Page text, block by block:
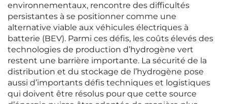
environnementaux, rencontre des difficultés
persistantes à se positionner comme une
alternative viable aux véhicules électriques à
batterie (BEV). Parmi ces défis, les coûts élevés des
technologies de production d’hydrogène vert
restent une barrière importante. La sécurité de la
distribution et du stockage de l’hydrogène pose
aussi d’importants défis techniques et logistiques
qui doivent être résolus pour que cette source